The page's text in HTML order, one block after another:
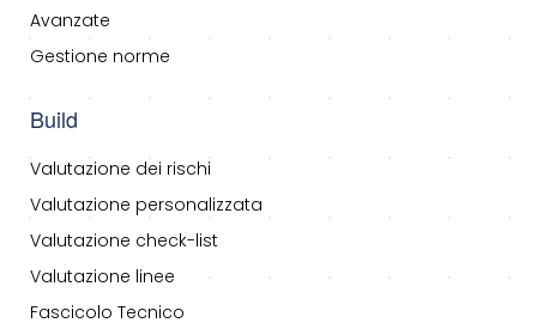
Avanzate
Gestione norme
Build
Valutazione dei rischi
Valutazione personalizzata
Valutazione check-list
Valutazione linee
Fascicolo Tecnico